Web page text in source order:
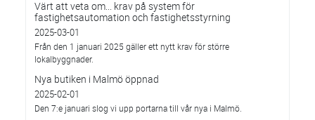
Värt att veta om... krav på system för
fastighetsautomation och fastighetsstyrning
2025-03-01
Från den 1 januari 2025 gäller ett nytt krav för större
lokalbyggnader.
Nya butiken i Malmö öppnad
2025-02-01
Den 7:e januari slog vi upp portarna till vår nya i Malmö.